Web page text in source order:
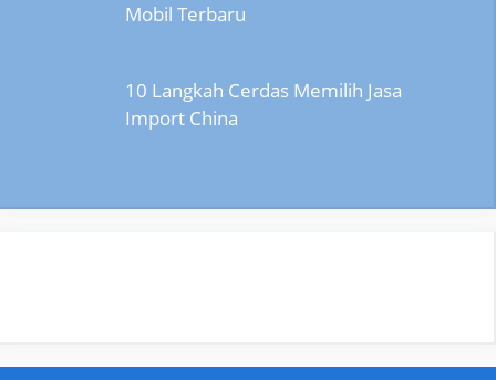
Mobil Terbaru
10 Langkah Cerdas Memilih Jasa
Import China